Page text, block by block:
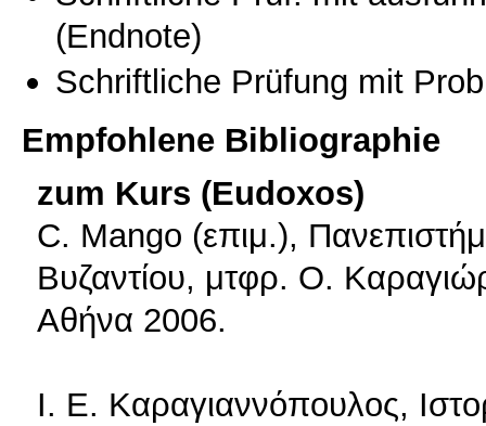
(Endnote)
Schriftliche Prüfung mit
Empfohlene Bibliographie
zum Kurs (Eudoxos)
C. Mango (επιμ.),
Βυζαντίου, μτφρ. Ο.
Αθήνα 2006.
Ι. Ε. Καραγιαννόπουλος,